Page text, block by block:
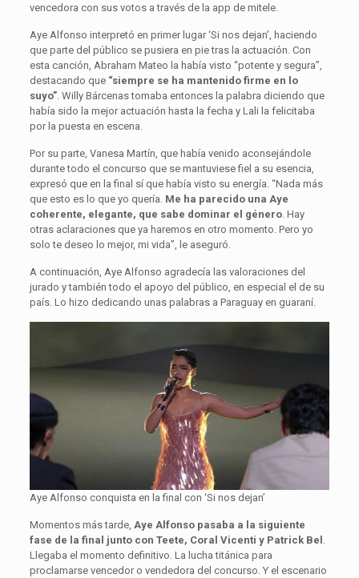
vencedora con sus votos a través de la app de mitele.
Aye Alfonso interpretó en primer lugar ‘Si nos dejan’, haciendo
que parte del público se pusiera en pie tras la actuación. Con
esta canción, Abraham Mateo la había visto “potente y segura”,
destacando que “siempre se ha mantenido firme en lo
suyo”. Willy Bárcenas tomaba entonces la palabra diciendo que
había sido la mejor actuación hasta la fecha y Lali la felicitaba
por la puesta en escena.
Por su parte, Vanesa Martín, que había venido aconsejándole
durante todo el concurso que se mantuviese fiel a su esencia,
expresó que en la final sí que había visto su energía. “Nada más
que esto es lo que yo quería. Me ha parecido una Aye
coherente, elegante, que sabe dominar el género. Hay
otras aclaraciones que ya haremos en otro momento. Pero yo
solo te deseo lo mejor, mi vida”, le aseguró.
A continuación, Aye Alfonso agradecía las valoraciones del
jurado y también todo el apoyo del público, en especial el de su
país. Lo hizo dedicando unas palabras a Paraguay en guaraní.
Aye Alfonso conquista en la final con ‘Si nos dejan’
Momentos más tarde, Aye Alfonso pasaba a la siguiente
fase de la final junto con Teete, Coral Vicenti y Patrick Bel .
Llegaba el momento definitivo. La lucha titánica para
proclamarse vencedor o vendedora del concurso. Y el escenario